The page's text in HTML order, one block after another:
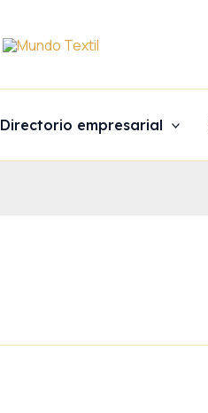
Directorio empresarial